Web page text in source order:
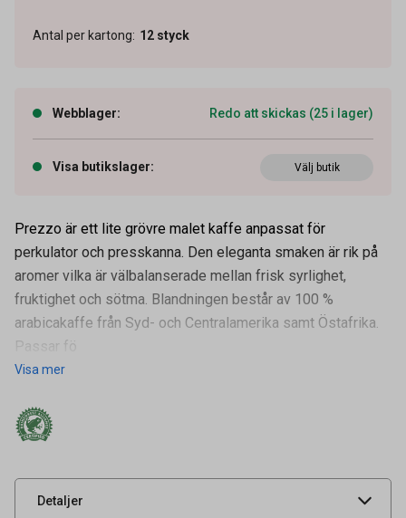
Antal per kartong: 12 styck
Webblager: Redo att skickas (25 i lager)
Visa butikslager: Välj butik
Prezzo är ett lite grövre malet kaffe anpassat för
perkulator och presskanna. Den eleganta smaken är rik på
aromer vilka är välbalanserade mellan frisk syrlighet,
fruktighet och sötma. Blandningen består av 100 %
arabicakaffe från Syd- och Centralamerika samt Östafrika.
Passar fö
Visa mer
Detaljer
Artikelnummer
Vikt
Leverantörens
artikelnummer
Typ Bryggmalet vac